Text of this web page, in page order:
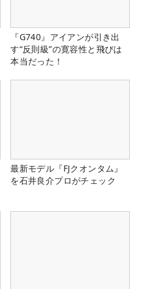
『G740』アイアンが引き出
す“反則級”の寛容性と飛びは
本当だった！
最新モデル『FJクオンタム』
を石井良介プロがチェック